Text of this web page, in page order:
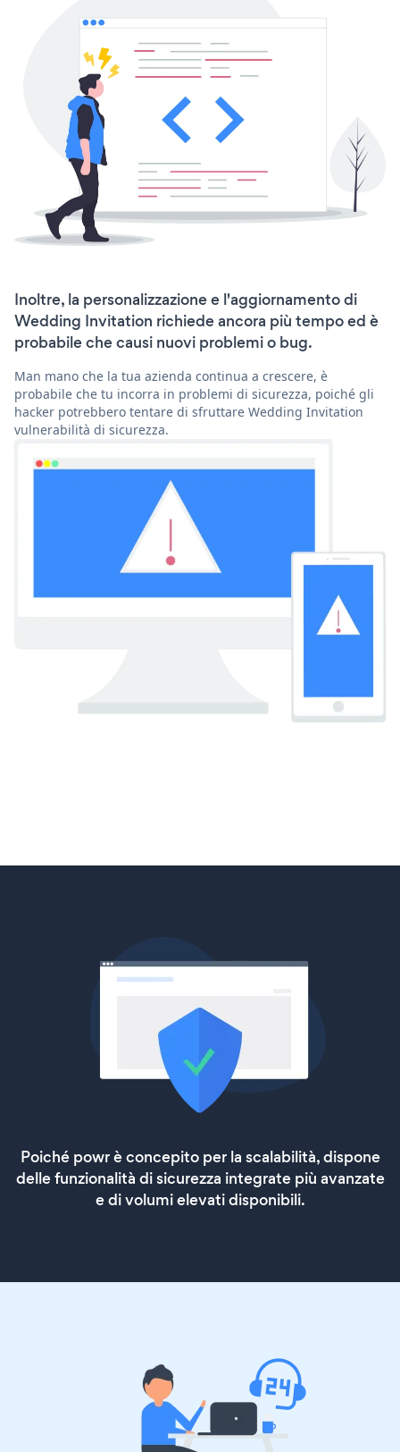
Inoltre, la personalizzazione e l'aggiornamento di
Wedding Invitation richiede ancora più tempo ed è
probabile che causi nuovi problemi o bug.
Man mano che la tua azienda continua a crescere, è
probabile che tu incorra in problemi di sicurezza, poiché gli
hacker potrebbero tentare di sfruttare Wedding Invitation
vulnerabilità di sicurezza.
Poiché powr è concepito per la scalabilità, dispone
delle funzionalità di sicurezza integrate più avanzate
e di volumi elevati disponibili.